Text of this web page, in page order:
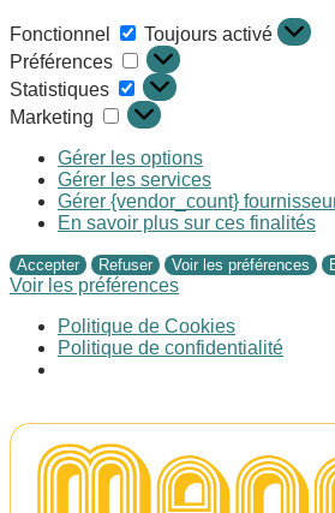
Fonctionnel
Toujours activé
Préférences
Statistiques
Marketing
Gérer les options
Gérer les services
Gérer {vendor_count}
En savoir plus sur ces finalités
Accepter Refuser Voir les préférences
Voir les préférences
Politique de Cookies
Politique de confidentialité